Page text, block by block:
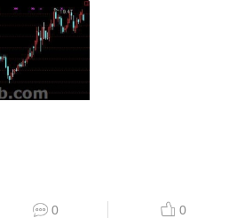
0 0